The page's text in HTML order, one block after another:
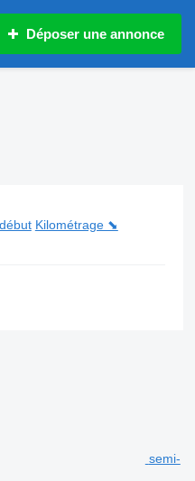
Déposer une annonce
Kilométrage ⬊
semi-